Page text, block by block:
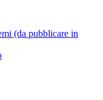
(da pubblicare in